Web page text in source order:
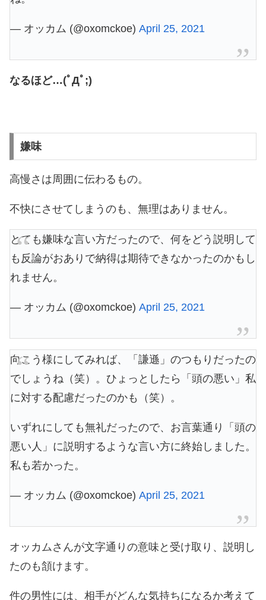
— オッカム (@oxomckoe) April 25, 2021
なるほど…(ﾟДﾟ;)
嫌味
高慢さは周囲に伝わるもの。
不快にさせてしまうのも、無理はありません。
とても嫌味な言い方だったので、何をどう説明して
も反論がおありで納得は期待できなかったのかもし
れません。
— オッカム (@oxomckoe) April 25, 2021
向こう様にしてみれば、「謙遜」のつもりだったの
でしょうね（笑）。ひょっとしたら「頭の悪い」私
に対する配慮だったのかも（笑）。
いずれにしても無礼だったので、お言葉通り「頭の
悪い人」に説明するような言い方に終始しました。
私も若かった。
— オッカム (@oxomckoe) April 25, 2021
オッカムさんが文字通りの意味と受け取り、説明し
たのも頷けます。
件の男性には、相手がどんな気持ちになるか考えて